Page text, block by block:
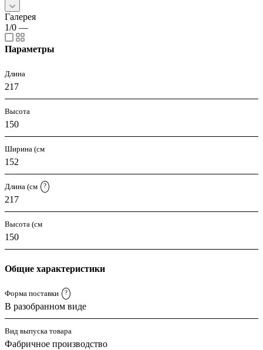
Галерея
1/0 —
Параметры
Длина
217
Высота
150
Ширина (см
152
Длина (см ?
217
Высота (см
150
Общие характеристики
Форма поставки ?
В разобранном виде
Вид выпуска товара
Фабричное производство